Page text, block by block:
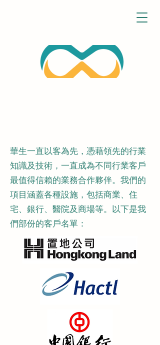
華生一直以客為先，憑藉領先的行業
知識及技術，一直成為不同行業客戶
最值得信賴的業務合作夥伴。我們的
項目涵蓋各種設施，包括商業、住
宅、銀行、醫院及商場等。以下是我
們部份的客戶名單：